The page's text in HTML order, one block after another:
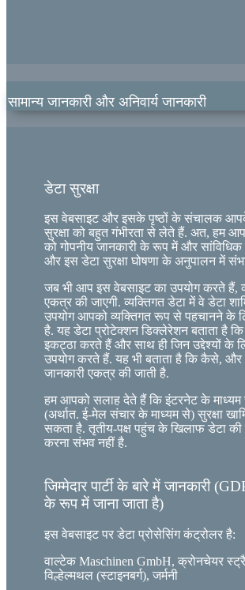
सामान्य जानकारी और अनिवार्य जानकारी
डेटा सुरक्षा
इस वेबसाइट और इसके पृष्ठों के संचालक
सुरक्षा को बहुत गंभीरता से लेते हैं. अत, हम
को गोपनीय जानकारी के रूप में और सांविधिक
और इस डेटा सुरक्षा घोषणा के अनुपालन में
जब भी आप इस वेबसाइट का उपयोग करते हैं,
एकत्र की जाएगी. व्यक्तिगत डेटा में वे डेटा
उपयोग आपको व्यक्तिगत रूप से पहचानने के
है. यह डेटा प्रोटेक्शन डिक्लेरेशन बताता है
इकट्ठा करते हैं और साथ ही जिन उद्देश्यों के
उपयोग करते हैं. यह भी बताता है कि कैसे, और
जानकारी एकत्र की जाती है.
हम आपको सलाह देते हैं कि इंटरनेट के माध्यम
(अर्थात. ई-मेल संचार के माध्यम से) सुरक्षा
सकता है. तृतीय-पक्ष पहुंच के खिलाफ डेटा की
करना संभव नहीं है.
जिम्मेदार पार्टी के बारे में जानकारी
के रूप में जाना जाता है)
इस वेबसाइट पर डेटा प्रोसेसिंग कंट्रोलर है:
वाल्टेक Maschinen GmbH, क्रोनचेयर
विल्हेल्मथल (स्टाइनबर्ग), जर्मनी